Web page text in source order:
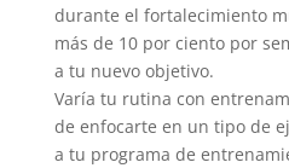
durante el fortalecimiento
más de 10 por ciento por
a tu nuevo objetivo.
Varía tu rutina con
de enfocarte en un tipo de
a tu programa de